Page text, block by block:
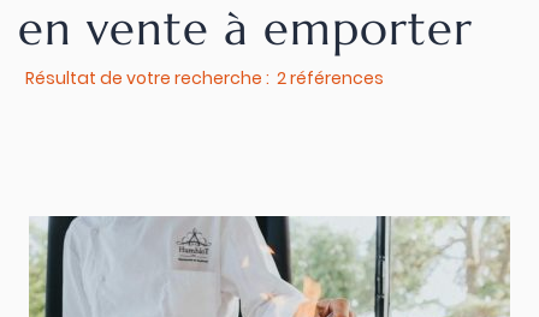
en vente à emporter
Résultat de votre recherche : 2 références